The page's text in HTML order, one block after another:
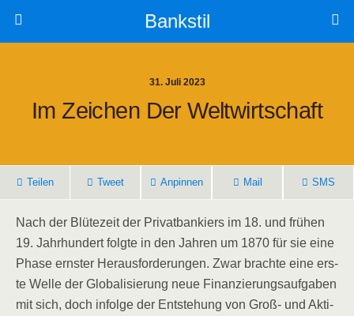
Bankstil
31. Juli 2023
Im Zei­chen Der Weltwirtschaft
Tei­len Tweet Anpin­nen Mail SMS
Nach der Blü­te­zeit der Pri­vat­ban­kiers im 18. und frü­hen
19. Jahr­hun­dert folg­te in den Jah­ren um 1870 für sie eine
Pha­se erns­ter Her­aus­for­de­run­gen. Zwar brach­te eine ers­
te Wel­le der Glo­ba­li­sie­rung neue Finan­zie­rungs­auf­ga­ben
mit sich, doch infol­ge der Ent­ste­hung von Groß- und Akti­